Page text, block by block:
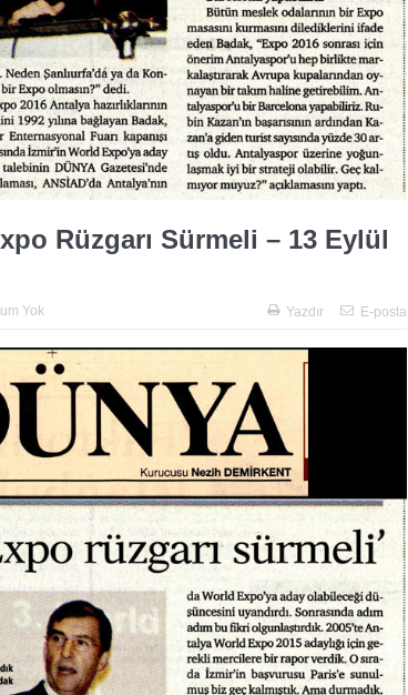
Rüzgarı Sürmeli – 13 Eylül
Yok Yazdır E-posta